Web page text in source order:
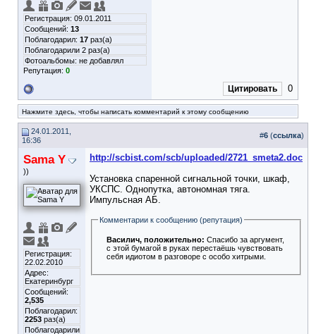
Регистрация: 09.01.2011
Сообщений: 13
Поблагодарил: 17 раз(а)
Поблагодарили 2 раз(а)
Фотоальбомы: не добавлял
Репутация: 0
Цитировать 0
Нажмите здесь, чтобы написать комментарий к этому сообщению
24.01.2011,
16:36
#6 (ссылка)
Sama Y
))
Регистрация:
22.02.2010
Адрес:
Екатеринбург
Сообщений:
2,535
Поблагодарил:
2253 раз(а)
Поблагодарили
http://scbist.com/scb/uploaded/2721_smeta2.doc
Установка спаренной сигнальной точки, шкаф,
УКСПС. Однопутка, автономная тяга.
Импульсная АБ.
Комментарии к сообщению (репутация)
Василич, положительно:Спасибо за аргумент,
с этой бумагой в руках перестаёшь чувствовать
себя идиотом в разговоре с особо хитрыми.